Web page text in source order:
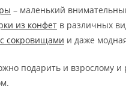
– маленький
из конфет в различных
сокровищами и даже
подарить и взрослому